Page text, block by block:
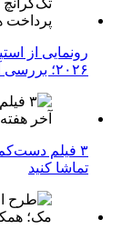
۲۰۲۶؛ بررسی آینده فین‌تک، پرداخت‌ ها و هوش مصنوعی
۳ فیلم
تماشا کنید